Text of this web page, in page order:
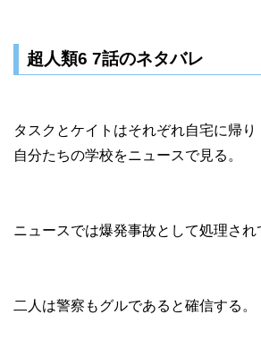
超人類6 7話のネタバレ
タスクとケイトはそれぞれ自宅に帰り
自分たちの学校をニュースで見る。
ニュースでは爆発事故として処理され
二人は警察もグルであると確信する。